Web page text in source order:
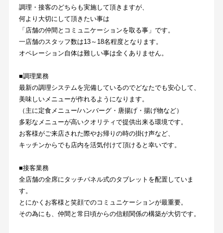
調理・接客のどちらも実施して頂きますが、
何より大切にして頂きたい事は
「店舗の仲間とコミュニケーションを取る事」です。
一店舗のスタッフ数は13～18名程度となります。
オペレーション自体は難しい事は全くありません。
■調理業務
最新の調理システムを完備しているのでどなたでも安心して、
美味しいメニューが作れるようになります。
（主に定食メニュー/ハンバーグ・唐揚げ・揚げ物など）
多彩なメニューが高いクオリティで提供出来る環境です。
お客様がご来店された際やお帰りの時の掛け声など、
キッチンからでも店内を活気付けて頂けると幸いです。
■接客業務
全店舗の全席にタッチパネル式のタブレットを配置していま
す。
とにかくお客様と笑顔でのコミュニケーションが最重要。
その為にも、仲間と常日頃からの信頼関係の構築が大切です。